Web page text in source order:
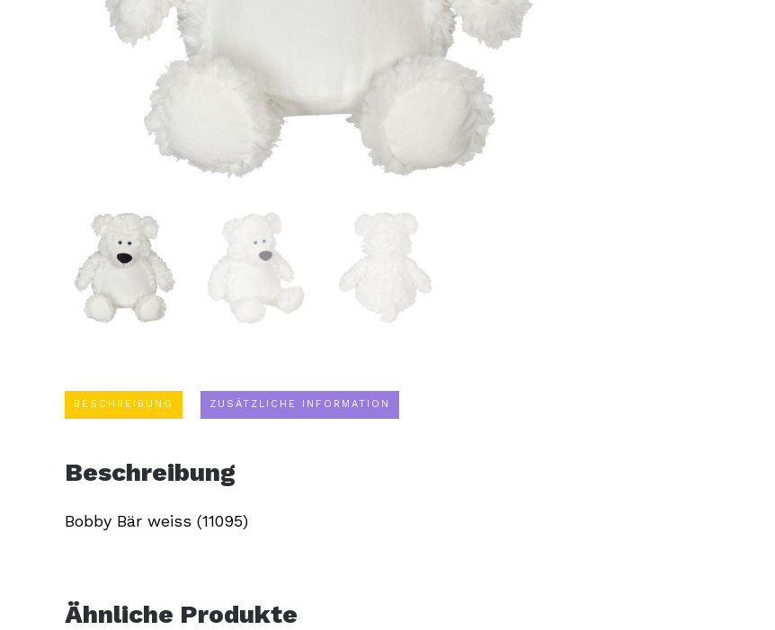
BESCHREIBUNG ZUSÄTZLICHE INFORMATION
Beschreibung
Bobby Bär weiss (11095)
Ähnliche Produkte